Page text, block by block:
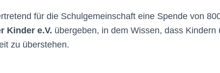
für die Schulgemeinschaft eine Spende von
Kinder e.V. übergeben, in dem Wissen, dass Kindern
zu überstehen.